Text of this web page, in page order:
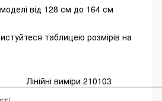
від 128 см до 164 см
таблицею розмірів на
Лінійні виміри 210103